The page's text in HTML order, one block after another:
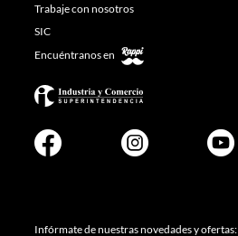
Trabaje con nosotros
SIC
Encuéntranos en
Infórmate de nuestras novedades y ofertas: